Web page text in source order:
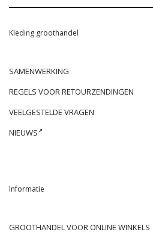
Kleding groothandel
SAMENWERKING
REGELS VOOR RETOURZENDINGEN
VEELGESTELDE VRAGEN
NIEUWS
Informatie
GROOTHANDEL VOOR ONLINE WINKELS